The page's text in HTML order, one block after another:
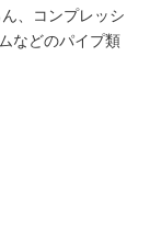
、コンプレッシ
などのパイプ類